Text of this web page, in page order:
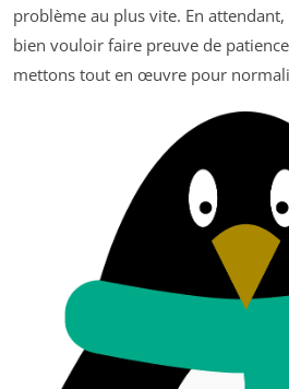
problème au plus vite. En
bien vouloir faire preuve de
mettons tout en œuvre pour